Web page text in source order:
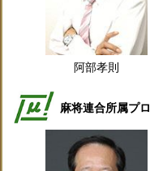
阿部孝則
麻将連合所属プロ